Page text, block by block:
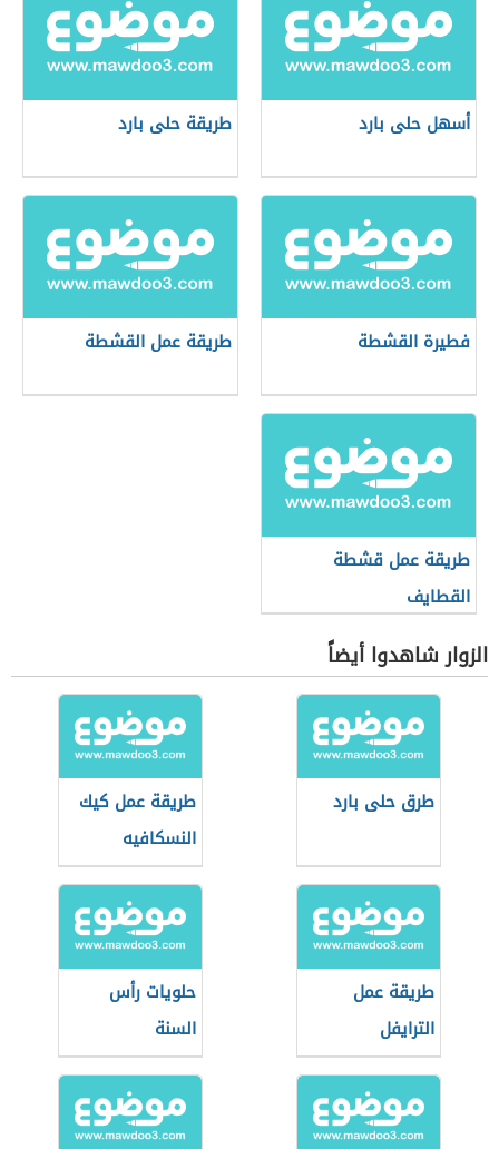
أسهل حلى بارد طريقة حلى بارد
فطيرة القشطة طريقة عمل القشطة
طريقة عمل قشطة
القطايف
الزوار شاهدوا أيضاً
طرق حلى بارد
طريقة عمل كيك
النسكافيه
طريقة عمل
الترايفل
حلويات رأس
السنة